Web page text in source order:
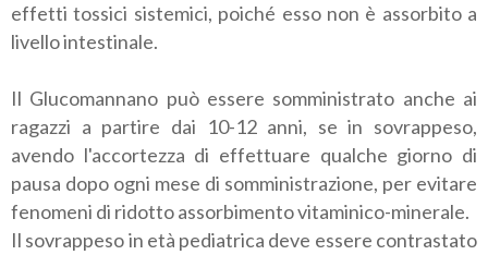
effetti tossici sistemici, poiché esso non è assorbito a
livello intestinale.
Il Glucomannano può essere somministrato anche ai
ragazzi a partire dai 10-12 anni, se in sovrappeso,
avendo l'accortezza di effettuare qualche giorno di
pausa dopo ogni mese di somministrazione, per evitare
fenomeni di ridotto assorbimento vitaminico-minerale.
Il sovrappeso in età pediatrica deve essere contrastato